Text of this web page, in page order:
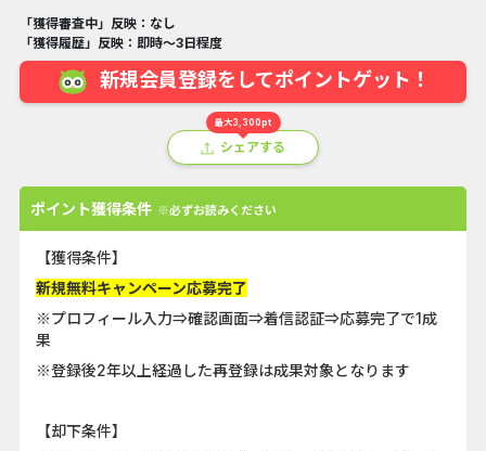
「獲得審査中」反映：なし
「獲得履歴」反映：即時～3日程度
新規会員登録をしてポイントゲット！
最大3,300pt
シェアする
ポイント獲得条件 ※必ずお読みください
【獲得条件】
新規無料キャンペーン応募完了
※プロフィール入力⇒確認画面⇒着信認証⇒応募完了で1成
果
※登録後2年以上経過した再登録は成果対象となります
【却下条件】